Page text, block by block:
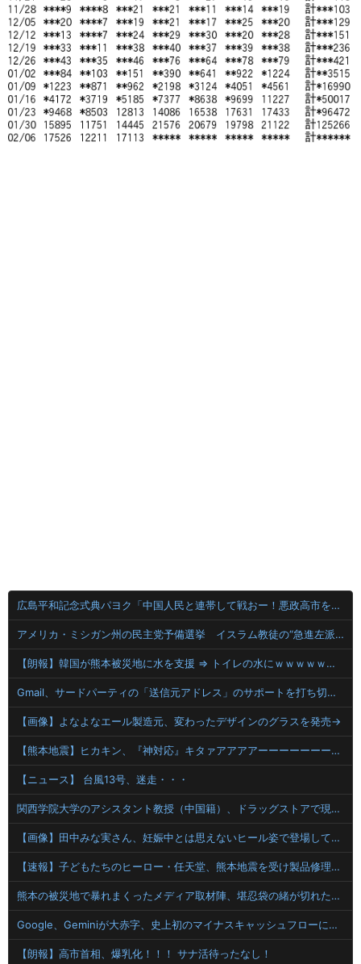
広島平和記念式典パヨク「中国人民と連帯して戦おー！悪政高市を打倒するぞー！」
アメリカ・ミシガン州の民主党予備選挙 イスラム教徒の“急進左派”候補が勝利確実に⋯トランプ氏は批判
【朗報】韓国が熊本被災地に水を支援 ⇒ トイレの水にｗｗｗｗｗｗｗ
Gmail、サードパーティの「送信元アドレス」のサポートを打ち切りへ
【画像】よなよなエール製造元、変わったデザインのグラスを発売→
【熊本地震】ヒカキン、『神対応』キタァアアアアーーーーーーー！！
【ニュース】 台風13号、迷走・・・
関西学院大学のアシスタント教授（中国籍）、ドラッグストアで現行犯逮捕 万引き容疑
【画像】田中みな実さん、妊娠中とは思えないヒール姿で登場してしまう
【速報】子どもたちのヒーロー・任天堂、熊本地震を受け製品修理は無償対応（災害救助法適用地域） 義援金5000万円寄付
熊本の被災地で暴れまくったメディア取材陣、堪忍袋の緒が切れた地元住民が苦情を寄せまくった結果……
Google、Geminiが大赤字、史上初のマイナスキャッシュフローに陥る
【朗報】高市首相、爆乳化！！！ サナ活待ったなし！